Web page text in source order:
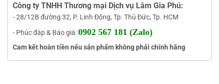
Công ty TNHH Thương mại Dịch vụ Lâm Gia Phú:
- 28/12B đường 32, P. Linh Đông, Tp. Thủ Đức, Tp. HCM
- Phúc đáp & Báo giá:0902 567 181 (Zalo)
Cam kết hoàn tiền nếu sản phẩm không phải chính hãng